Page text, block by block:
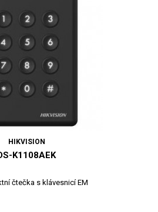
HIKVISION
K1108AEK
čtečka s klávesnicí EM